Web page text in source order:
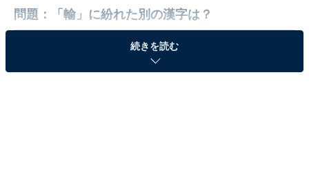
問題：「輸」に紛れた別の漢字は？
続きを読む